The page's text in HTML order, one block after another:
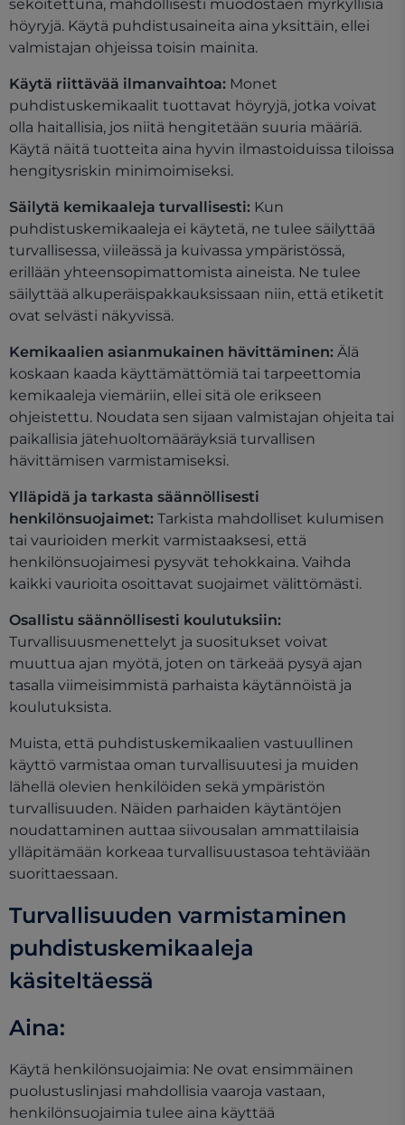
sekoitettuna, mahdollisesti muodostaen myrkyllisiä
höyryjä. Käytä puhdistusaineita aina yksittäin, ellei
valmistajan ohjeissa toisin mainita.
Käytä riittävää ilmanvaihtoa: Monet
puhdistuskemikaalit tuottavat höyryjä, jotka voivat
olla haitallisia, jos niitä hengitetään suuria määriä.
Käytä näitä tuotteita aina hyvin ilmastoiduissa tiloissa
hengitysriskin minimoimiseksi.
Säilytä kemikaaleja turvallisesti: Kun
puhdistuskemikaaleja ei käytetä, ne tulee säilyttää
turvallisessa, viileässä ja kuivassa ympäristössä,
erillään yhteensopimattomista aineista. Ne tulee
säilyttää alkuperäispakkauksissaan niin, että etiketit
ovat selvästi näkyvissä.
Kemikaalien asianmukainen hävittäminen: Älä
koskaan kaada käyttämättömiä tai tarpeettomia
kemikaaleja viemäriin, ellei sitä ole erikseen
ohjeistettu. Noudata sen sijaan valmistajan ohjeita tai
paikallisia jätehuoltomääräyksiä turvallisen
hävittämisen varmistamiseksi.
Ylläpidä ja tarkasta säännöllisesti
henkilönsuojaimet: Tarkista mahdolliset kulumisen
tai vaurioiden merkit varmistaaksesi, että
henkilönsuojaimesi pysyvät tehokkaina. Vaihda
kaikki vaurioita osoittavat suojaimet välittömästi.
Osallistu säännöllisesti koulutuksiin:
Turvallisuusmenettelyt ja suositukset voivat
muuttua ajan myötä, joten on tärkeää pysyä ajan
tasalla viimeisimmistä parhaista käytännöistä ja
koulutuksista.
Muista, että puhdistuskemikaalien vastuullinen
käyttö varmistaa oman turvallisuutesi ja muiden
lähellä olevien henkilöiden sekä ympäristön
turvallisuuden. Näiden parhaiden käytäntöjen
noudattaminen auttaa siivousalan ammattilaisia
ylläpitämään korkeaa turvallisuustasoa tehtäviään
suorittaessaan.
Turvallisuuden varmistaminen
puhdistuskemikaaleja
käsiteltäessä
Aina:
Käytä henkilönsuojaimia: Ne ovat ensimmäinen
puolustuslinjasi mahdollisia vaaroja vastaan,
henkilönsuojaimia tulee aina käyttää